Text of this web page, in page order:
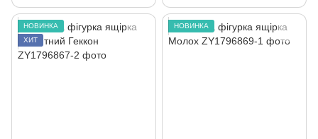
НОВИНКА
ХИТ
НОВИНКА